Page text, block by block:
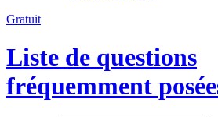
Gratuit
Liste de questions
fréquemment